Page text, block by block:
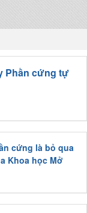
Phần cứng tự
cứng là bỏ qua
Khoa học Mở